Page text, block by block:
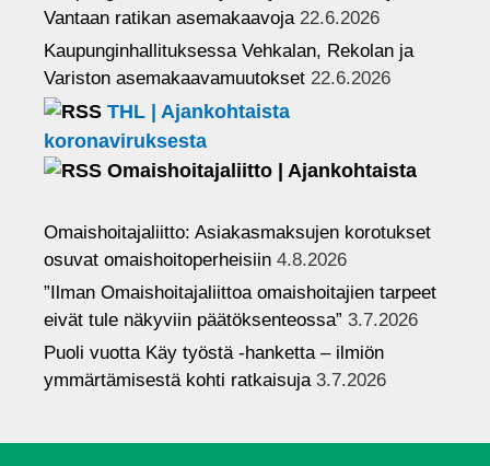
Vantaan ratikan asemakaavoja 22.6.2026
Kaupunginhallituksessa Vehkalan, Rekolan ja
Variston asemakaavamuutokset 22.6.2026
THL | Ajankohtaista
koronaviruksesta
Omaishoitajaliitto | Ajankohtaista
Omaishoitajaliitto: Asiakasmaksujen korotukset
osuvat omaishoitoperheisiin 4.8.2026
”Ilman Omaishoitajaliittoa omaishoitajien tarpeet
eivät tule näkyviin päätöksenteossa” 3.7.2026
Puoli vuotta Käy työstä -hanketta – ilmiön
ymmärtämisestä kohti ratkaisuja 3.7.2026